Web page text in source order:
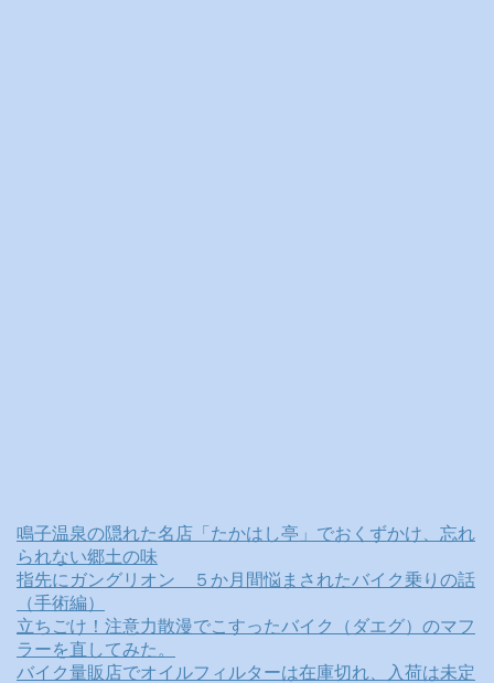
鳴子温泉の隠れた名店「たかはし亭」でおくずかけ、忘れ
られない郷土の味
指先にガングリオン ５か月間悩まされたバイク乗りの話
（手術編）
立ちごけ！注意力散漫でこすったバイク（ダエグ）のマフ
ラーを直してみた。
バイク量販店でオイルフィルターは在庫切れ、入荷は未定